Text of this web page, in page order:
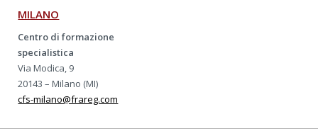
MILANO
Centro di formazione
specialistica
Via Modica, 9
20143 – Milano (MI)
cfs-milano@frareg.com